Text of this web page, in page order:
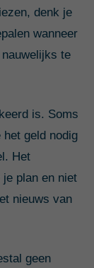
denk je
wanneer
te
is. Soms
geld nodig
Het
plan en niet
nieuws van
geen